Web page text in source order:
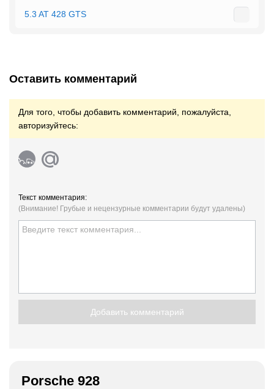
5.3 AT 428 GTS
Оставить комментарий
Для того, чтобы добавить комментарий, пожалуйста,
авторизуйтесь:
Текст комментария:
(Внимание! Грубые и нецензурные комментарии будут удалены)
Добавить комментарий
Porsche 928